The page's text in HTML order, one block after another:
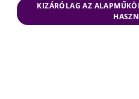
KIZÁRÓLAG AZ